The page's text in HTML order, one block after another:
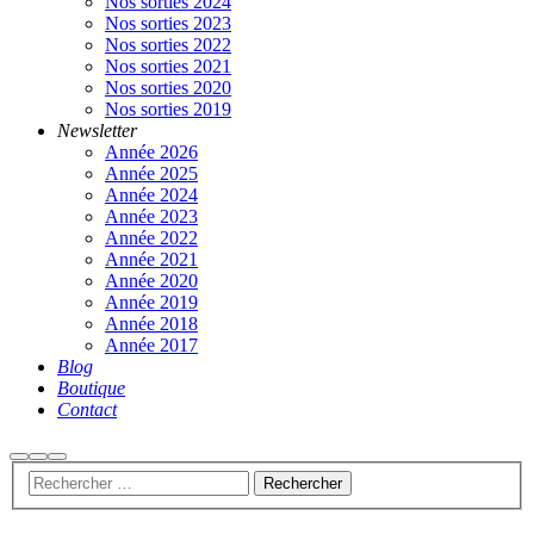
Nos sorties 2023
Nos sorties 2022
Nos sorties 2021
Nos sorties 2020
Nos sorties 2019
Newsletter
Année 2026
Année 2025
Année 2024
Année 2023
Année 2022
Année 2021
Année 2020
Année 2019
Année 2018
Année 2017
Blog
Boutique
Contact
Rechercher
Plus
d’infos
Menu
principal